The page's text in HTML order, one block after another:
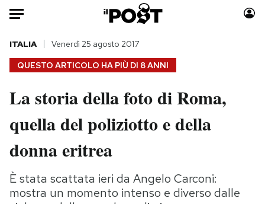
Auto
HOME
Italia
Politica
Tecnologia
Scienza
Moda
Consumismi
Media
QUESTO ARTICOLO HA PIÙ DI 8 ANNI
ITALIA Venerdì 25 agosto 2017
La storia della foto di Roma,
quella del poliziotto e della
donna eritrea
È stata scattata ieri da Angelo Carconi:
mostra un momento intenso e diverso dalle